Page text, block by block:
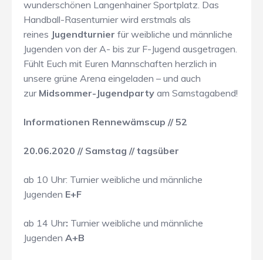
wunderschönen Langenhainer Sportplatz. Das
Handball-Rasenturnier wird erstmals als
reines Jugendturnier für weibliche und männliche
Jugenden von der A- bis zur F-Jugend ausgetragen.
Fühlt Euch mit Euren Mannschaften herzlich in
unsere grüne Arena eingeladen – und auch
zur Midsommer-Jugendparty am Samstagabend!
Informationen Rennewämscup // 52
20.06.2020 // Samstag // tagsüber
ab 10 Uhr: Turnier weibliche und männliche
Jugenden E+F
ab 14 Uhr: Turnier weibliche und männliche
Jugenden A+B